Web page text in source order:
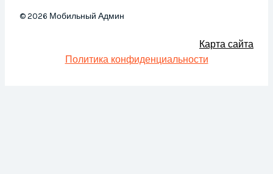
© 2026 Мобильный Админ
Карта сайта
Политика конфиденциальности